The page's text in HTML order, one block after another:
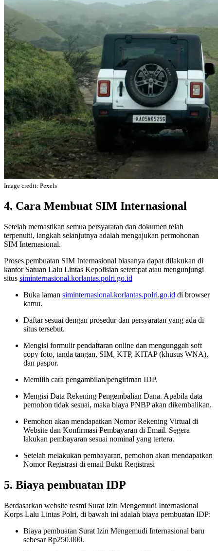
Image credit: Pexels
4. Cara Membuat SIM Internasional
Setelah memastikan semua persyaratan dan dokumen telah
terpenuhi, langkah selanjutnya adalah mengajukan permohonan
SIM Internasional.
Proses pembuatan SIM Internasional biasanya dapat dilakukan di
kantor Satuan Lalu Lintas Kepolisian setempat atau mengunjungi
situs siminternasional.korlantas.polri.go.id
Buka laman siminternasional.korlantas.polri.go.id di browser
kamu.
Daftar sesuai dengan prosedur dan persyaratan yang ada di
situs tersebut.
Mengisi formulir pendaftaran online dan mengunggah soft
copy foto, tanda tangan, SIM, KTP, KITAP (khusus WNA),
dan paspor.
Memilih cara pengambilan/pengiriman IDP.
Mengisi Data Rekening Pengembalian Dana. Apabila data
pemohon tidak sesuai, maka biaya PNBP akan dikembalikan.
Pemohon akan mendapatkan Nomor Rekening Virtual di
Website dan Konfirmasi Pembayaran di Email. Segera
lakukan pembayaran sesuai nominal yang tertera.
Setelah melakukan pembayaran, pemohon akan mendapatkan
Nomor Registrasi di email Bukti Registrasi
5. Biaya pembuatan IDP
Berdasarkan website resmi Surat Izin Mengemudi Internasional
Korps Lalu Lintas Polri, di bawah ini adalah biaya pembuatan IDP:
Biaya pembuatan Surat Izin Mengemudi Internasional baru
sebesar Rp250.000.